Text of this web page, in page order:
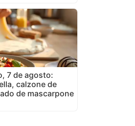
7 de agosto:
calzone de
de mascarpone